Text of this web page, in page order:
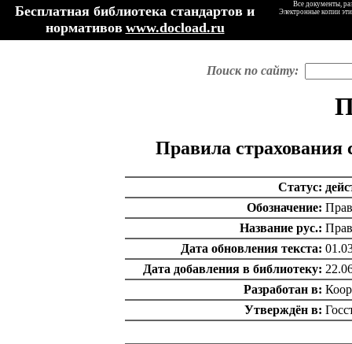
Бесплатная библиотека стандартов и
нормативов www.docload.ru
Все документы,
Электронные копии
Поиск по сайту:
Правила страхования
Статус:
Обозначение:
Название рус.:
Дата обновления текста:
Дата добавления в библиотеку:
Разработан в:
Утверждён в: